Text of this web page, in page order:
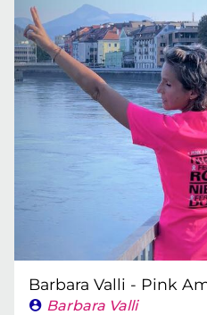
Barbara Valli - Pink
Barbara Valli